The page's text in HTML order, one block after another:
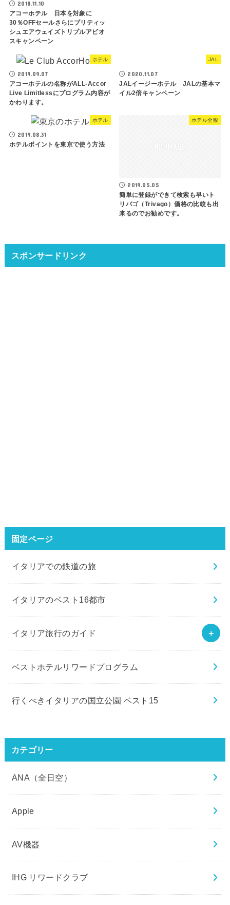
2018.11.10
アコーホテル 日本を対象に
30％OFFセールさらにブリティッ
シュエアウェイズトリプルアビオ
スキャンペーン
ホテル
2019.09.07
アコーホテルの名称がALL-Accor
Live Limitlessにプログラム内容が
かわります。
JAL
2020.11.07
JALイージーホテル JALの基本マ
イル2倍キャンペーン
ホテル
2019.08.31
ホテルポイントを東京で使う方法
ホテル全般
2019.05.05
簡単に登録ができて検索も早いト
リバゴ（Trivago）価格の比較も出
来るのでお勧めです。
スポンサードリンク
固定ページ
イタリアでの鉄道の旅
イタリアのベスト16都市
イタリア旅行のガイド
ベストホテルリワードプログラム
行くべきイタリアの国立公園 ベスト15
カテゴリー
ANA（全日空）
Apple
AV機器
IHG リワードクラブ